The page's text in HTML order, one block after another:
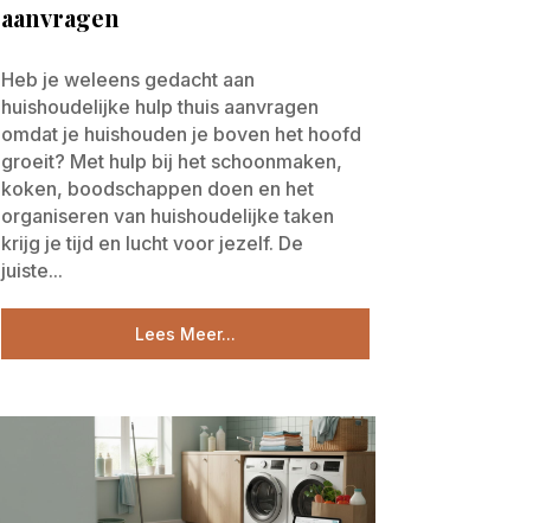
aanvragen
Heb je weleens gedacht aan
huishoudelijke hulp thuis aanvragen
omdat je huishouden je boven het hoofd
groeit? Met hulp bij het schoonmaken,
koken, boodschappen doen en het
organiseren van huishoudelijke taken
krijg je tijd en lucht voor jezelf. De
juiste...
Lees Meer...